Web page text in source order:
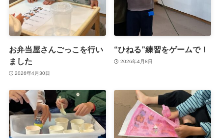
お弁当屋さんごっこを行い
ました
2026年4月30日
“ひねる”練習をゲームで！
2026年4月8日